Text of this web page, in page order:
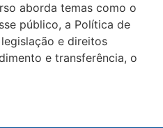
aborda temas como o
público, a Política de
e direitos
e transferência, o